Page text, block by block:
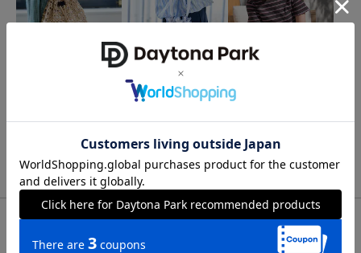
5,517
THEATRE PRODUCTS
別注 配色ステッチ フラワ
4,127
ワッフル Tシャツ
FOR YOU